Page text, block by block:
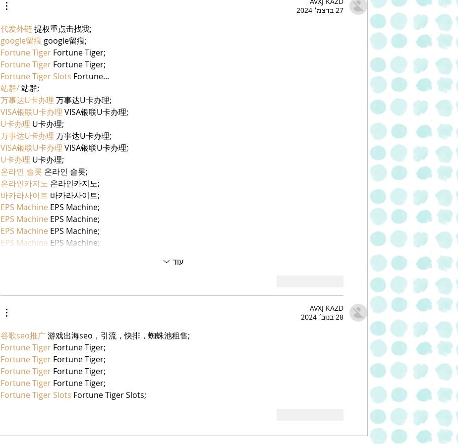
יחיעם"
27 בדצמ׳ 2024
代发外链 提权重点击找我;
google留痕 google留痕;
Fortune Tiger Fortune Tiger;
Fortune Tiger Fortune Tiger;
Fortune Tiger Slots Fortune…
站群/ 站群;
万事达U卡办理 万事达U卡办理;
VISA银联U卡办理 VISA银联U卡办理;
U卡办理 U卡办理;
万事达U卡办理 万事达U卡办理;
VISA银联U卡办理 VISA银联U卡办理;
U卡办理 U卡办理;
온라인 슬롯 온라인 슬롯;
온라인카지노 온라인카지노;
바카라사이트 바카라사이트;
EPS Machine EPS Machine;
EPS Machine EPS Machine;
EPS Machine EPS Machine;
EPS Machine EPS Machine;
עוד
AVXJ KAZD
28 בנוב׳ 2024
谷歌seo推广 游戏出海seo，引流，快排，蜘蛛池租售;
Fortune Tiger Fortune Tiger;
Fortune Tiger Fortune Tiger;
Fortune Tiger Fortune Tiger;
Fortune Tiger Fortune Tiger;
Fortune Tiger Slots Fortune Tiger Slots;